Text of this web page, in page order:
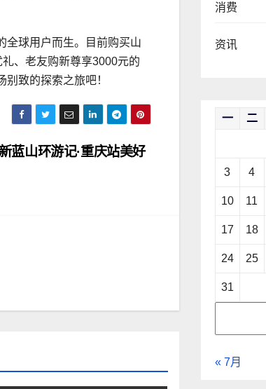
全球用户而生。目前购买山
、老友购新尊享3000元的
致的探索之旅吧！
蓝山环游记·重庆站美好
消费
资讯
一 二
3 4
10 11
17 18
24 25
31
« 7月